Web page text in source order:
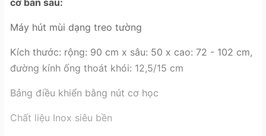
cơ bản sau:
Máy hút mùi dạng treo tường
Kích thước: rộng: 90 cm x sâu: 50 x cao: 72 - 102 cm,
đường kính ống thoát khói: 12,5/15 cm
Bảng điều khiển bằng nút cơ học
Chất liệu Inox siêu bền